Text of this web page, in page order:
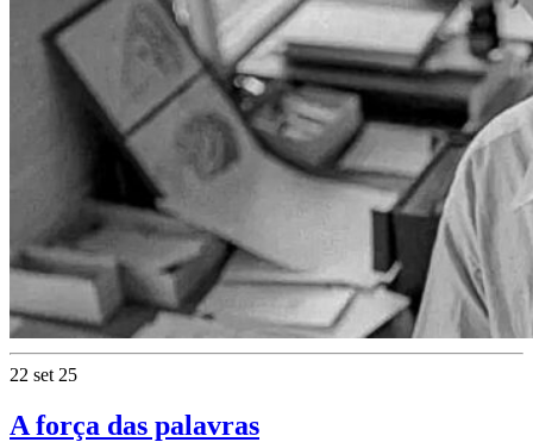
22 set 25
A força das palavras